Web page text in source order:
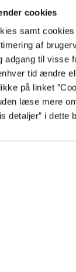
cookies
samt
af
adgang til visse
tid ændre
på linket
læse mere
detaljer” i dette
skal
målsætning om en
inden 2030,
udledningen fra det
lade tilbudsgivere
af taxiture i nul-
så de